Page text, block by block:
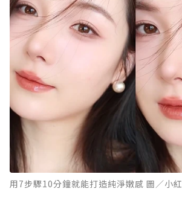
用7步驟10分鐘就能打造純淨嫩感 圖／小